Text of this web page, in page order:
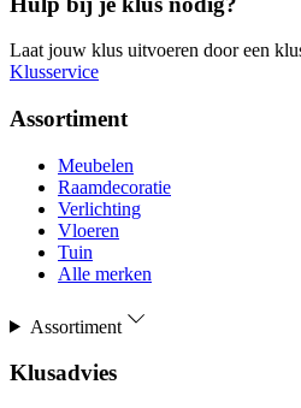
Laat jouw klus uitvoeren door een
Klusservice
Assortiment
Meubelen
Raamdecoratie
Verlichting
Vloeren
Tuin
Alle merken
Assortiment
Klusadvies